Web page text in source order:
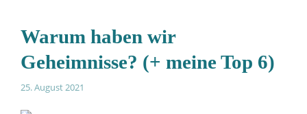
Warum haben wir
Geheimnisse? (+ meine Top 6)
25. August 2021